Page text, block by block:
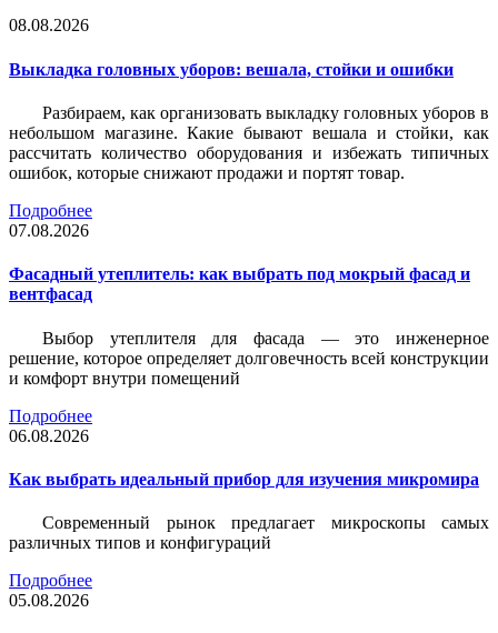
08.08.2026
Выкладка головных уборов: вешала, стойки и ошибки
Разбираем, как организовать выкладку головных уборов в
небольшом магазине. Какие бывают вешала и стойки, как
рассчитать количество оборудования и избежать типичных
ошибок, которые снижают продажи и портят товар.
Подробнее
07.08.2026
Фасадный утеплитель: как выбрать под мокрый фасад и
вентфасад
Выбор утеплителя для фасада — это инженерное
решение, которое определяет долговечность всей конструкции
и комфорт внутри помещений
Подробнее
06.08.2026
Как выбрать идеальный прибор для изучения микромира
Современный рынок предлагает микроскопы самых
различных типов и конфигураций
Подробнее
05.08.2026